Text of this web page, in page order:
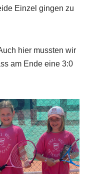
Einzel gingen zu
hier mussten wir
am Ende eine 3:0